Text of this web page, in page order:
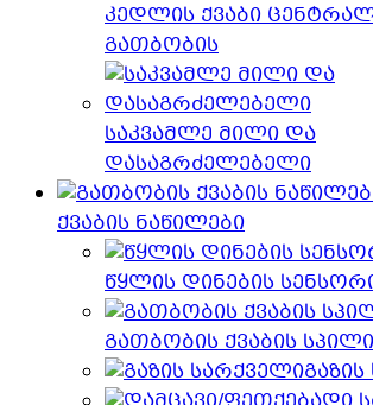
კედლის ქვაბი
გათბობის
საკვამლე მილი და
დასაგრძელებელი
ქვაბის ნაწილები
წყლის დინების
გათბობის ქვაბის